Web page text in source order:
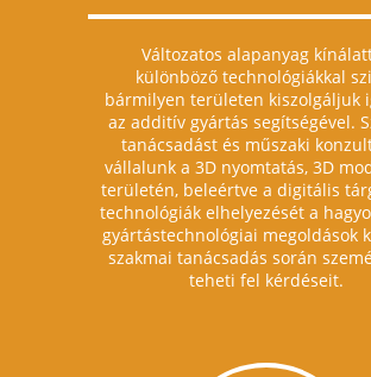
Változatos alapanyag
különböző technológiákkal
bármilyen területen kiszolgáljuk
az additív gyártás segítségével.
tanácsadást és műszaki
vállalunk a 3D nyomtatás, 3D
területén, beleértve a digitális
technológiák elhelyezését a
gyártástechnológiai megoldások
szakmai tanácsadás során
teheti fel kérdéseit.